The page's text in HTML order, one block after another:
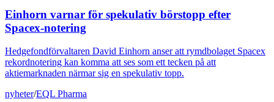
Einhorn varnar för spekulativ börstopp efter
Spacex-notering
Hedgefondförvaltaren David Einhorn anser att rymdbolaget Spacex
rekordnotering kan komma att ses som ett tecken på att
aktiemarknaden närmar sig en spekulativ topp.
nyheter/EQL Pharma